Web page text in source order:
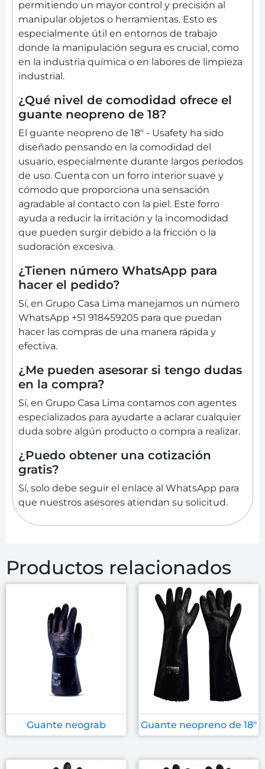
permitiendo un mayor control y precisión al
manipular objetos o herramientas. Esto es
especialmente útil en entornos de trabajo
donde la manipulación segura es crucial, como
en la industria química o en labores de limpieza
industrial.
¿Qué nivel de comodidad ofrece el
guante neopreno de 18?
El guante neopreno de 18" - Usafety ha sido
diseñado pensando en la comodidad del
usuario, especialmente durante largos períodos
de uso. Cuenta con un forro interior suave y
cómodo que proporciona una sensación
agradable al contacto con la piel. Este forro
ayuda a reducir la irritación y la incomodidad
que pueden surgir debido a la fricción o la
sudoración excesiva.
¿Tienen número WhatsApp para
hacer el pedido?
Sí, en Grupo Casa Lima manejamos un número
WhatsApp +51 918459205 para que puedan
hacer las compras de una manera rápida y
efectiva.
¿Me pueden asesorar si tengo dudas
en la compra?
Sí, en Grupo Casa Lima contamos con agentes
especializados para ayudarte a aclarar cualquier
duda sobre algún producto o compra a realizar.
¿Puedo obtener una cotización
gratis?
Sí, solo debe seguir el enlace al WhatsApp para
que nuestros asesores atiendan su solicitud.
Productos relacionados
Guante neograb Guante neopreno de 18″